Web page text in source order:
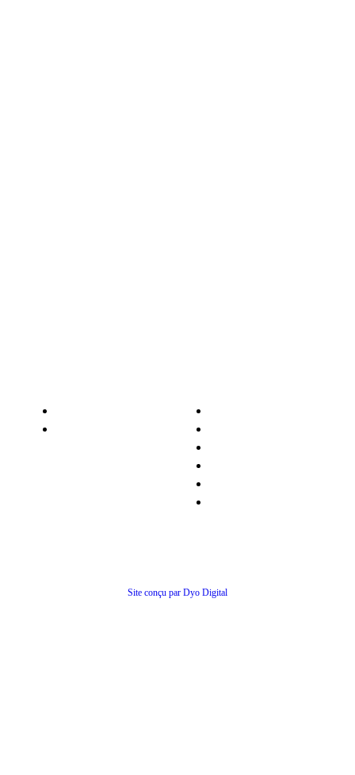
Site conçu par Dyo Digital